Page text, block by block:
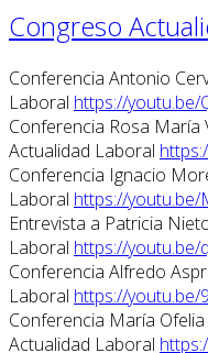
Congreso
Conferencia Antonio
Laboral https://youtu.be/
Conferencia Rosa María
Actualidad Laboral
Conferencia Ignacio
Laboral https://youtu.be/
Entrevista a Patricia
Laboral https://youtu.be/
Conferencia Alfredo
Laboral https://youtu.be/
Conferencia María
Actualidad Laboral